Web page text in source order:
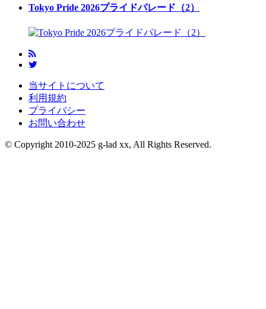
Tokyo Pride 2026プライドパレード（2）
当サイトについて
利用規約
プライバシー
お問い合わせ
© Copyright 2010-2025 g-lad xx, All Rights Reserved.